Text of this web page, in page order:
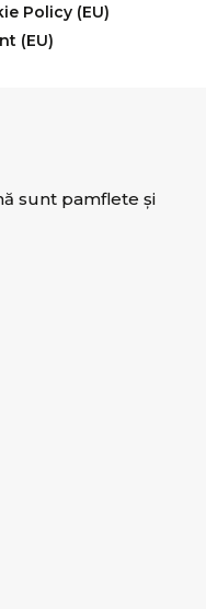
Policy (EU)
(EU)
sunt pamflete şi